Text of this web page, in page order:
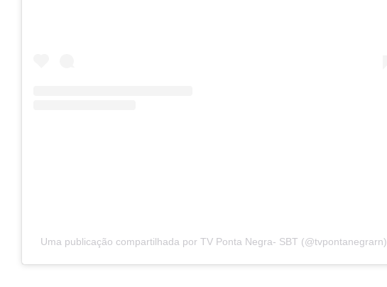
Uma publicação compartilhada por TV Ponta Negra- SBT (@tvpontanegrarn)